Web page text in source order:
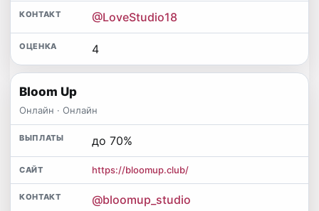
@LoveStudio18
4
Bloom Up
Онлайн · Онлайн
до 70%
https://bloomup.club/
@bloomup_studio